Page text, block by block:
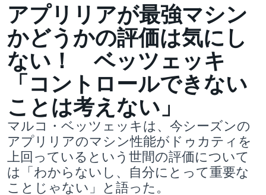
アプリリアが最強マシン
かどうかの評価は気にし
ない！ ベッツェッキ
「コントロールできない
ことは考えない」
マルコ・ベッツェッキは、今シーズンの
アプリリアのマシン性能がドゥカティを
上回っているという世間の評価について
は「わからないし、自分にとって重要な
ことじゃない」と語った。